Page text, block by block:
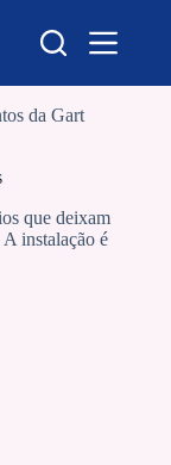
da Gart
que deixam
instalação é